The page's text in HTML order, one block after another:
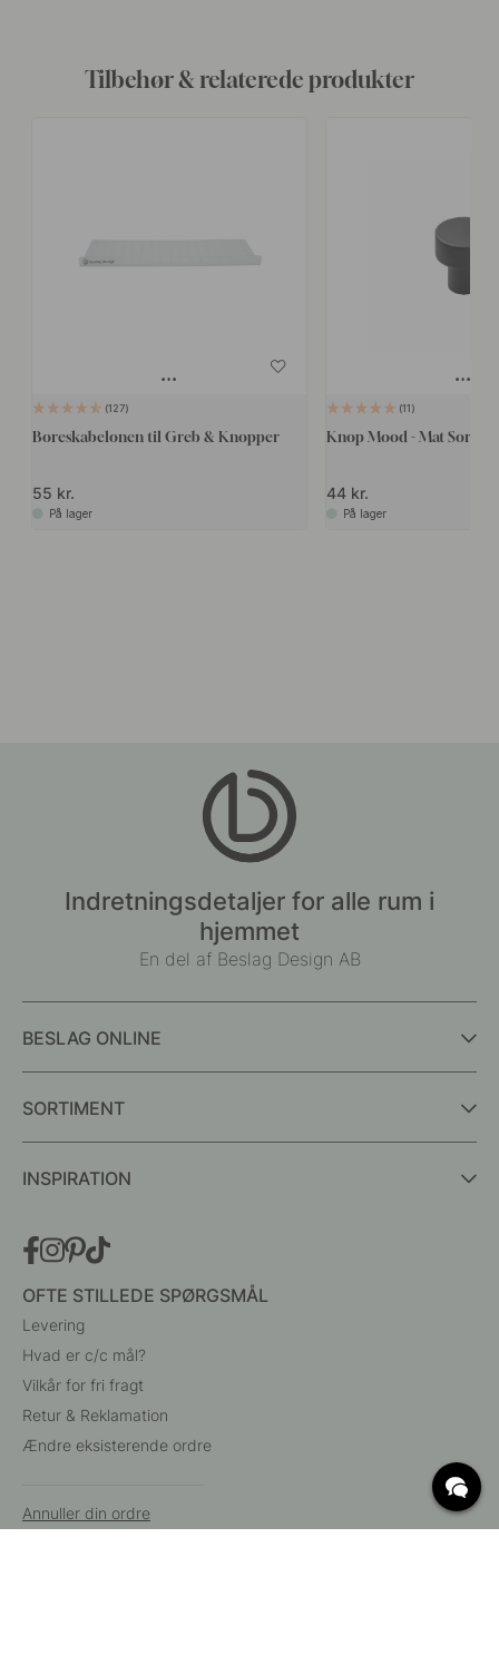
Tilbehør & relaterede produkter
127
Boreskabelonen til Greb & Knopper
55 kr.
På lager
11
Knop Mood - Mat Sort
44 kr.
På lager
Indretningsdetaljer for alle rum i
hjemmet
En del af Beslag Design AB
BESLAG ONLINE
SORTIMENT
INSPIRATION
OFTE STILLEDE SPØRGSMÅL
Levering
Hvad er c/c mål?
Vilkår for fri fragt
Retur & Reklamation
Ændre eksisterende ordre
Annuller din ordre